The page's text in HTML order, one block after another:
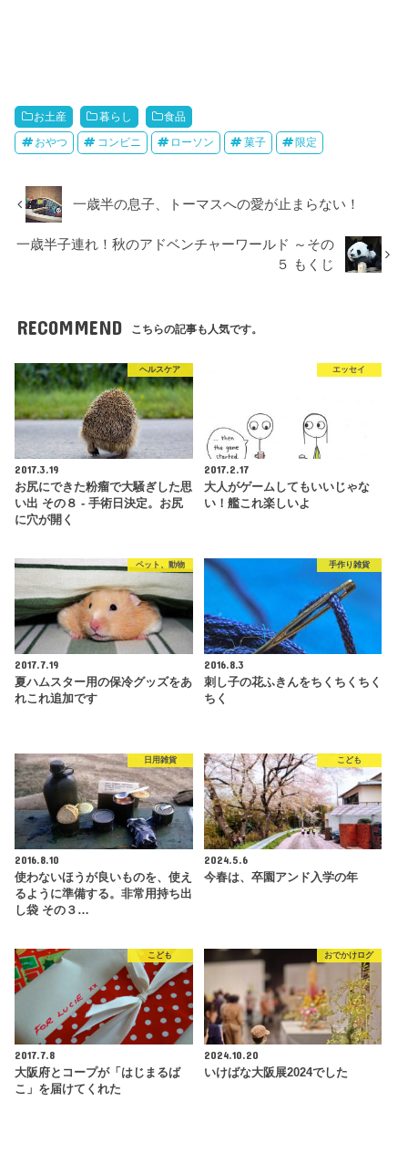
お土産 暮らし 食品
おやつ コンビニ ローソン 菓子 限定
一歳半の息子、トーマスへの愛が止まらない！
一歳半子連れ！秋のアドベンチャーワールド ～その
５ もくじ
RECOMMEND こちらの記事も人気です。
ヘルスケア
2017.3.19
お尻にできた粉瘤で大騒ぎした思
い出 その８ - 手術日決定。お尻
に穴が開く
エッセイ
2017.2.17
大人がゲームしてもいいじゃな
い！艦これ楽しいよ
ペット、動物
2017.7.19
夏ハムスター用の保冷グッズをあ
れこれ追加です
手作り雑貨
2016.8.3
刺し子の花ふきんをちくちくちく
ちく
日用雑貨
2016.8.10
使わないほうが良いものを、使え
るように準備する。非常用持ち出
し袋 その３…
こども
2024.5.6
今春は、卒園アンド入学の年
こども
2017.7.8
大阪府とコープが「はじまるば
こ」を届けてくれた
おでかけログ
2024.10.20
いけばな大阪展2024でした